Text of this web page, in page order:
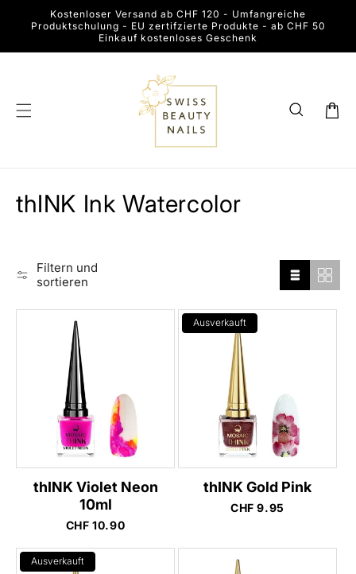
Inhalt
Kostenloser Versand ab CHF 120 - Umfangreiche
Produktschulung - EU zertifzierte Produkte - ab CHF 50
Einkauf kostenloses Geschenk
K
t
thINK Ink Watercolor
Filtern und
sortieren
thINK Violet Neon
10ml
Normaler
CHF 10.90
Ausverkauft
thINK Gold Pink
Normaler
CHF 9.95
Ausverkauft